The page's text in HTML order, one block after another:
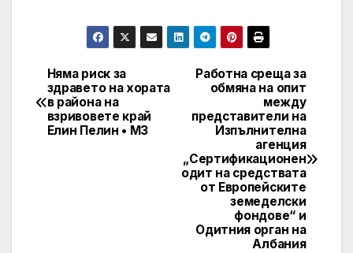
Post
navigation
Работна среща за
обмяна на опит
между
представители на
Изпълнителна
агенция
„Сертификационен
одит на средствата
от Европейските
земеделски
фондове“ и
Одитния орган на
Албания
Няма риск за
здравето на хората
в района на
взривовете край
Елин Пелин • МЗ